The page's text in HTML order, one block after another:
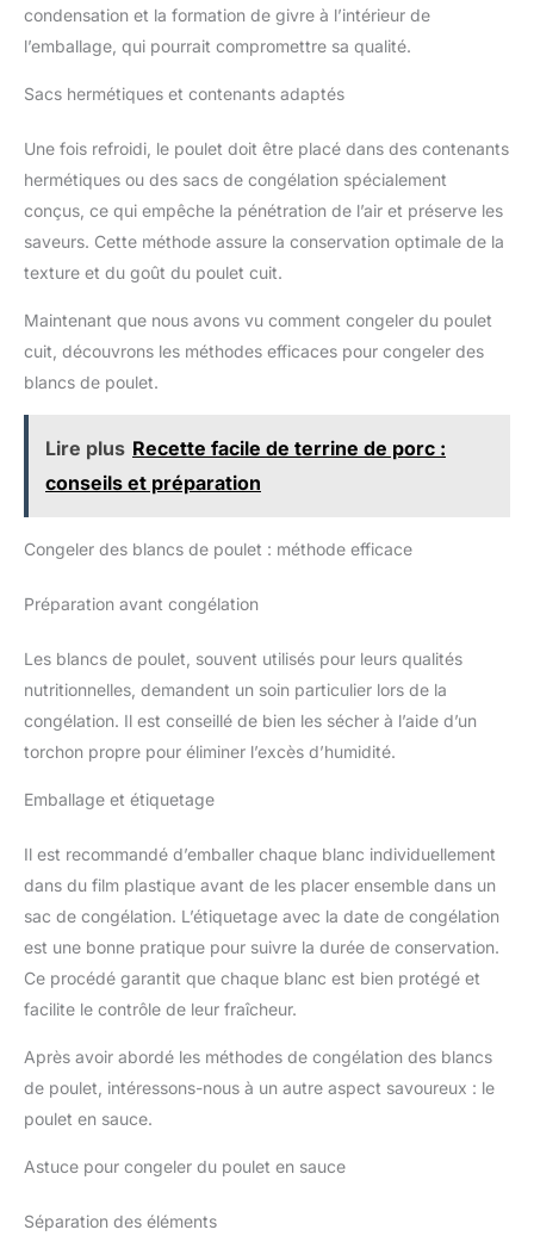
condensation et la formation de givre à l’intérieur de
l’emballage, qui pourrait compromettre sa qualité.
Sacs hermétiques et contenants adaptés
Une fois refroidi, le poulet doit être placé dans des contenants
hermétiques ou des sacs de congélation spécialement
conçus, ce qui empêche la pénétration de l’air et préserve les
saveurs. Cette méthode assure la conservation optimale de la
texture et du goût du poulet cuit.
Maintenant que nous avons vu comment congeler du poulet
cuit, découvrons les méthodes efficaces pour congeler des
blancs de poulet.
Lire plus Recette facile de terrine de porc :
conseils et préparation
Congeler des blancs de poulet : méthode efficace
Préparation avant congélation
Les blancs de poulet, souvent utilisés pour leurs qualités
nutritionnelles, demandent un soin particulier lors de la
congélation. Il est conseillé de bien les sécher à l’aide d’un
torchon propre pour éliminer l’excès d’humidité.
Emballage et étiquetage
Il est recommandé d’emballer chaque blanc individuellement
dans du film plastique avant de les placer ensemble dans un
sac de congélation. L’étiquetage avec la date de congélation
est une bonne pratique pour suivre la durée de conservation.
Ce procédé garantit que chaque blanc est bien protégé et
facilite le contrôle de leur fraîcheur.
Après avoir abordé les méthodes de congélation des blancs
de poulet, intéressons-nous à un autre aspect savoureux : le
poulet en sauce.
Astuce pour congeler du poulet en sauce
Séparation des éléments